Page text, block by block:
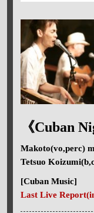
《Cuban
Makoto(vo,perc)
Tetsuo
[Cuban Music]
Last Live